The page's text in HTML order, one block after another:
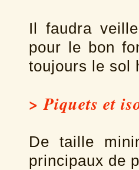
Il faudra
pour le bon
toujours le sol
> Piquets et
De taille
principaux de